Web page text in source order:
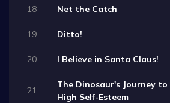
18 Net the Catch
19 Ditto!
20 I Believe in Santa Claus!
21
The Dinosaur's Journey to
High Self-Esteem